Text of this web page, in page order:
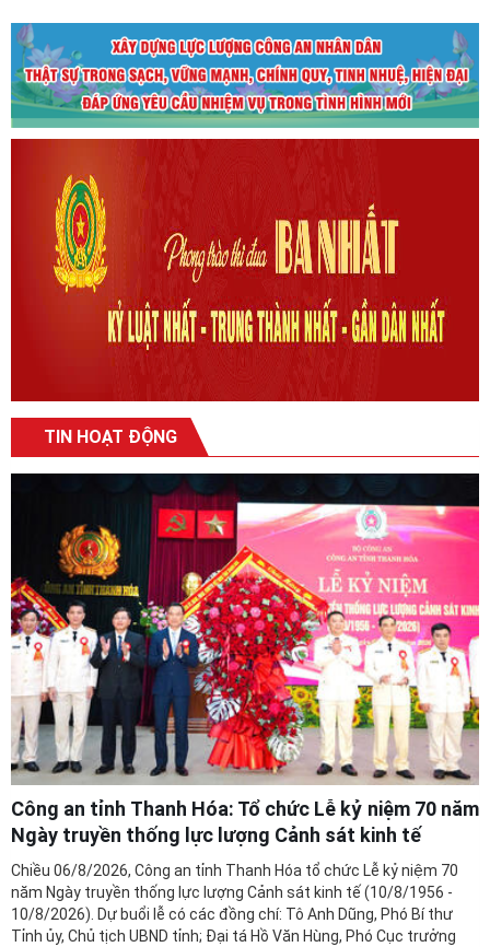
TIN HOẠT ĐỘNG
Công an tỉnh Thanh Hóa: Tổ chức Lễ kỷ niệm 70 năm
Ngày truyền thống lực lượng Cảnh sát kinh tế
Chiều 06/8/2026, Công an tỉnh Thanh Hóa tổ chức Lễ kỷ niệm 70
năm Ngày truyền thống lực lượng Cảnh sát kinh tế (10/8/1956 -
10/8/2026). Dự buổi lễ có các đồng chí: Tô Anh Dũng, Phó Bí thư
Tỉnh ủy, Chủ tịch UBND tỉnh; Đại tá Hồ Văn Hùng, Phó Cục trưởng